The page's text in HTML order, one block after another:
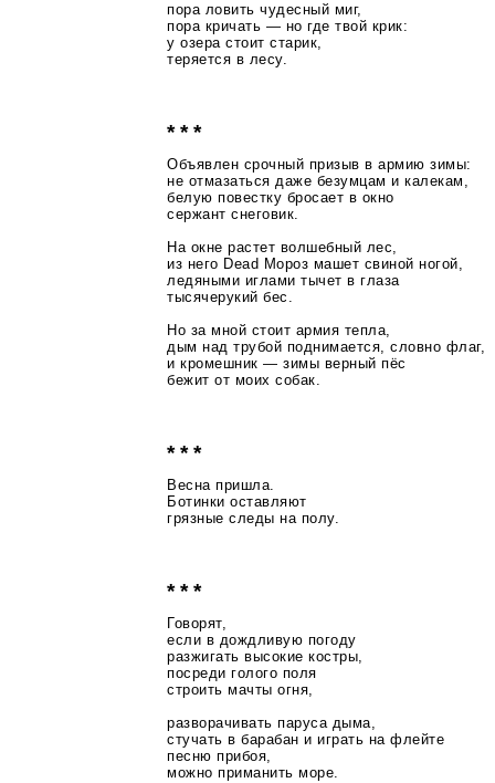
пора ловить чудесный миг,
пора кричать — но где твой крик:
у озера стоит старик,
теряется в лесу.
* * *
Объявлен срочный призыв в армию зимы:
не отмазаться даже безумцам и калекам,
белую повестку бросает в окно
сержант снеговик.
На окне растет волшебный лес,
из него Dead Мороз машет свиной ногой,
ледяными иглами тычет в глаза
тысячерукий бес.
Но за мной стоит армия тепла,
дым над трубой поднимается, словно флаг,
и кромешник — зимы верный пёс
бежит от моих собак.
* * *
Весна пришла.
Ботинки оставляют
грязные следы на полу.
* * *
Говорят,
если в дождливую погоду
разжигать высокие костры,
посреди голого поля
строить мачты огня,
разворачивать паруса дыма,
стучать в барабан и играть на флейте
песню прибоя,
можно приманить море.